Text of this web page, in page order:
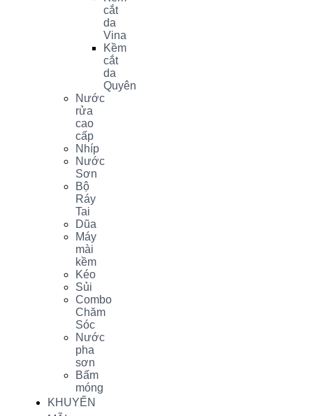
cắt
da
Vina
Kềm
cắt
da
Quyên
Nước
rửa
cao
cấp
Nhíp
Nước
Sơn
Bộ
Ráy
Tai
Dũa
Máy
mài
kềm
Kéo
Sủi
Combo
Chăm
Sóc
Nước
pha
sơn
Bấm
móng
KHUYẾN